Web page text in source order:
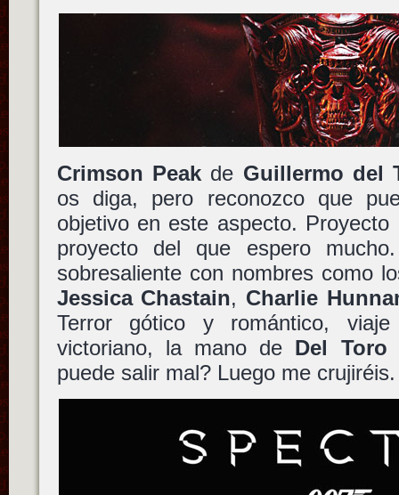
Crimson Peakde Guillermo del
os diga, pero reconozco que
objetivo en este aspecto.
proyecto del que espero
sobresaliente con nombres como
Jessica Chastain, Charlie
Terror gótico y romántico,
victoriano, la mano de Del Toro
puede salir mal? Luego me crujiréis.